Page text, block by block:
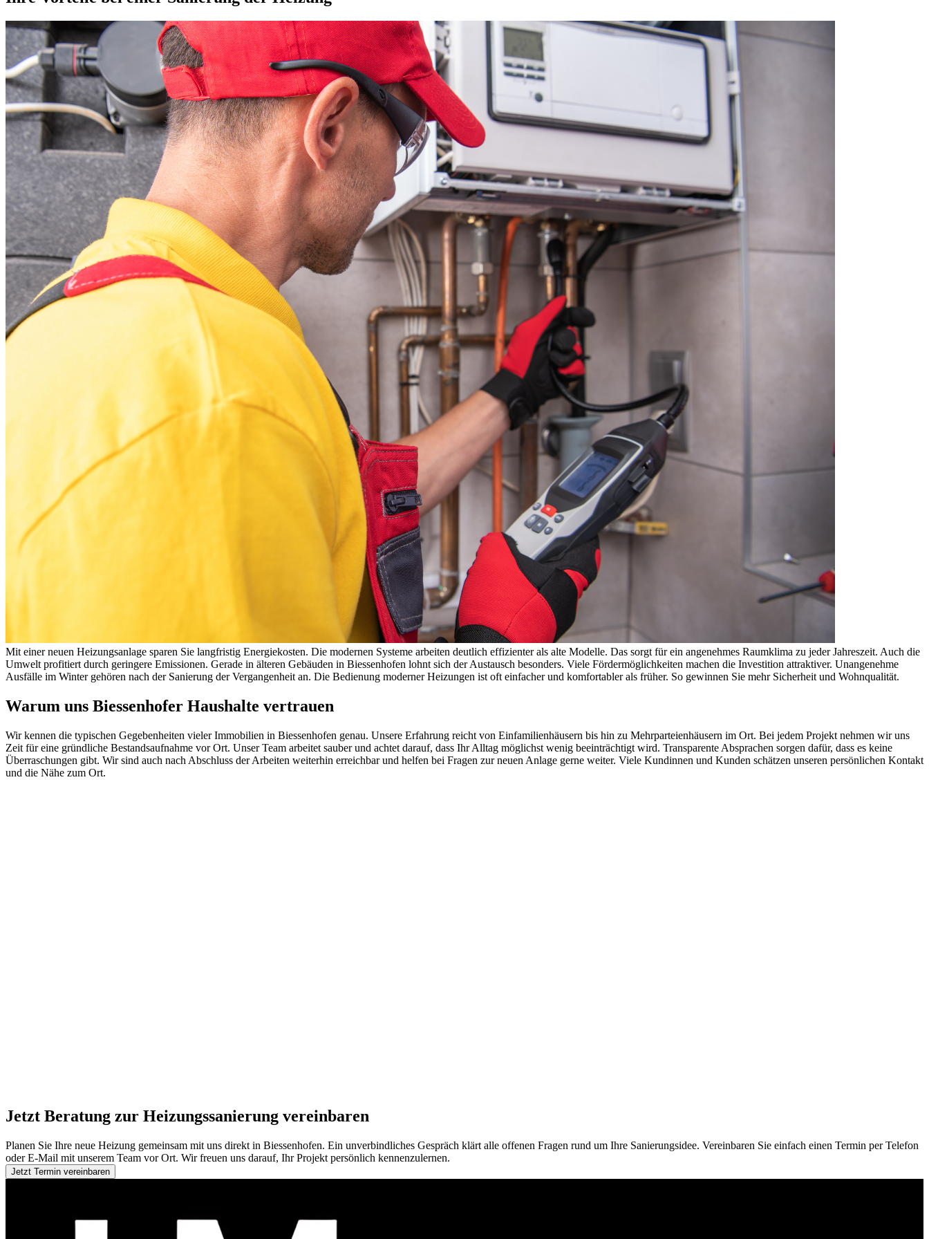
Mit einer neuen Heizungsanlage sparen Sie langfristig Energiekosten. Die modernen Systeme arbeiten deutlich effizienter als alte Modelle. Das sorgt für ein angenehmes Raumklima zu jeder Jahreszeit. Auch die
Umwelt profitiert durch geringere Emissionen. Gerade in älteren Gebäuden in Biessenhofen lohnt sich der Austausch besonders. Viele Fördermöglichkeiten machen die Investition attraktiver. Unangenehme
Ausfälle im Winter gehören nach der Sanierung der Vergangenheit an. Die Bedienung moderner Heizungen ist oft einfacher und komfortabler als früher. So gewinnen Sie mehr Sicherheit und Wohnqualität.
Warum uns Biessenhofer Haushalte vertrauen
Wir kennen die typischen Gegebenheiten vieler Immobilien in Biessenhofen genau. Unsere Erfahrung reicht von Einfamilienhäusern bis hin zu Mehrparteienhäusern im Ort. Bei jedem Projekt nehmen wir uns
Zeit für eine gründliche Bestandsaufnahme vor Ort. Unser Team arbeitet sauber und achtet darauf, dass Ihr Alltag möglichst wenig beeinträchtigt wird. Transparente Absprachen sorgen dafür, dass es keine
Überraschungen gibt. Wir sind auch nach Abschluss der Arbeiten weiterhin erreichbar und helfen bei Fragen zur neuen Anlage gerne weiter. Viele Kundinnen und Kunden schätzen unseren persönlichen Kontakt
und die Nähe zum Ort.
Jetzt Beratung zur Heizungssanierung vereinbaren
Planen Sie Ihre neue Heizung gemeinsam mit uns direkt in Biessenhofen. Ein unverbindliches Gespräch klärt alle offenen Fragen rund um Ihre Sanierungsidee. Vereinbaren Sie einfach einen Termin per Telefon
oder E-Mail mit unserem Team vor Ort. Wir freuen uns darauf, Ihr Projekt persönlich kennenzulernen.
Jetzt Termin vereinbaren